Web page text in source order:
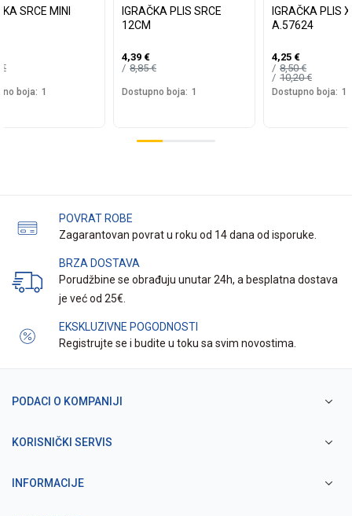
MINI
€
boja: 1
IGRAČKA PLIS SRCE
12CM
4,39 €
8,85€
Dostupno boja: 1
IGRAČKA PLIS
A.57624
4,25 €
8,50€
10,20€
Dostupno boja: 1
POVRAT ROBE
Zagarantovan povrat u roku od 14 dana od isporuke.
BRZA DOSTAVA
Porudžbine se obrađuju unutar 24h, a besplatna dostava
je već od 25€.
EKSKLUZIVNE POGODNOSTI
Registrujte se i budite u toku sa svim novostima.
PODACI O KOMPANIJI
KORISNIČKI SERVIS
INFORMACIJE